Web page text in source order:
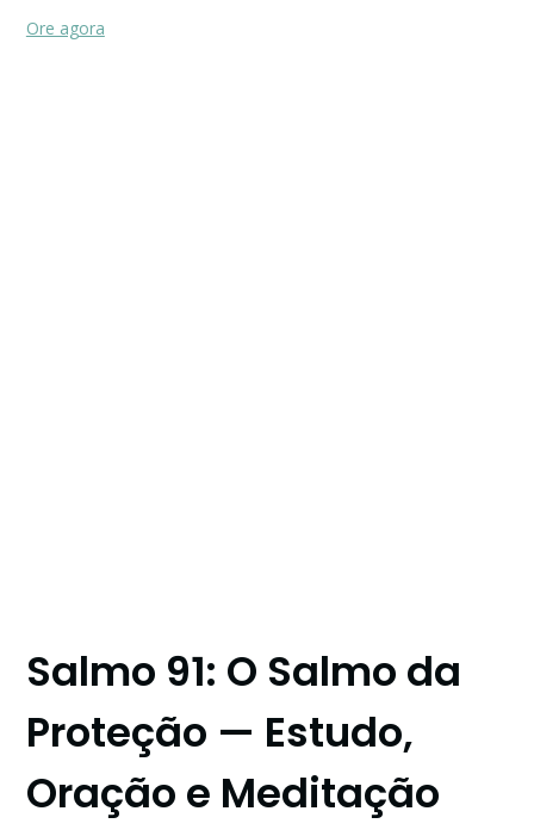
Ore agora
Salmo 91: O Salmo da
Proteção — Estudo,
Oração e Meditação